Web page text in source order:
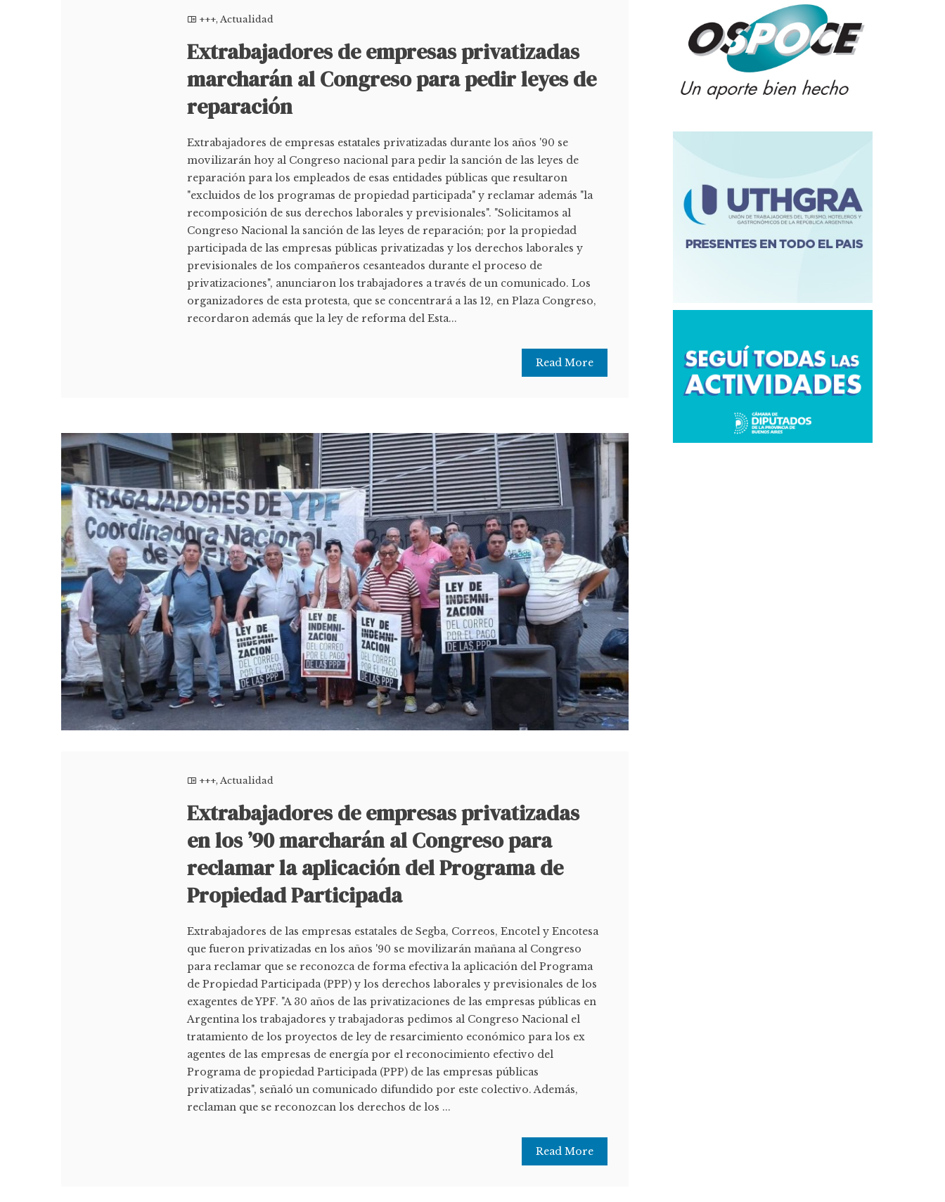
+++,Actualidad
Extrabajadores de empresas privatizadas
marcharán al Congreso para pedir leyes de
reparación
Extrabajadores de empresas estatales privatizadas durante los años '90 se
movilizarán hoy al Congreso nacional para pedir la sanción de las leyes de
reparación para los empleados de esas entidades públicas que resultaron
"excluidos de los programas de propiedad participada" y reclamar además "la
recomposición de sus derechos laborales y previsionales". "Solicitamos al
Congreso Nacional la sanción de las leyes de reparación; por la propiedad
participada de las empresas públicas privatizadas y los derechos laborales y
previsionales de los compañeros cesanteados durante el proceso de
privatizaciones", anunciaron los trabajadores a través de un comunicado. Los
organizadores de esta protesta, que se concentrará a las 12, en Plaza Congreso,
recordaron además que la ley de reforma del Esta...
Read More
+++,Actualidad
Extrabajadores de empresas privatizadas
en los ’90 marcharán al Congreso para
reclamar la aplicación del Programa de
Propiedad Participada
Extrabajadores de las empresas estatales de Segba, Correos, Encotel y Encotesa
que fueron privatizadas en los años '90 se movilizarán mañana al Congreso
para reclamar que se reconozca de forma efectiva la aplicación del Programa
de Propiedad Participada (PPP) y los derechos laborales y previsionales de los
exagentes de YPF. "A 30 años de las privatizaciones de las empresas públicas en
Argentina los trabajadores y trabajadoras pedimos al Congreso Nacional el
tratamiento de los proyectos de ley de resarcimiento económico para los ex
agentes de las empresas de energía por el reconocimiento efectivo del
Programa de propiedad Participada (PPP) de las empresas públicas
privatizadas", señaló un comunicado difundido por este colectivo. Además,
reclaman que se reconozcan los derechos de los ...
Read More